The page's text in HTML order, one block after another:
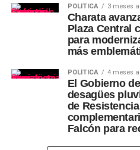
POLÍTICA 3 meses
Charata
Plaza Central
para
más
POLÍTICA 4 meses
El Gobierno
desagües
de
Falcón para